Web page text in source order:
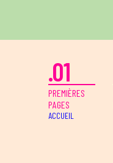
.01
PREMIÈRES
PAGES
ACCUEIL